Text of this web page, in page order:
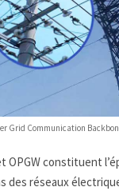
Grid Communication
OPGW constituent
des réseaux